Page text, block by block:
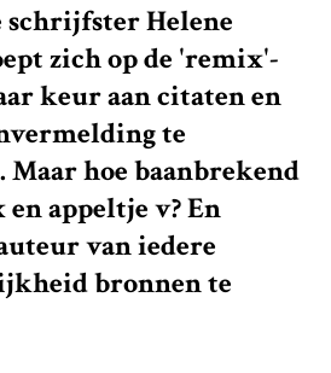
schrijfster Helene
zich op de 'remix'-
keur aan citaten en
te
hoe baanbrekend
appeltje v? En
van iedere
bronnen te